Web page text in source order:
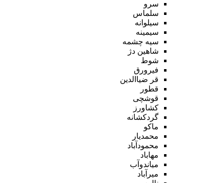
سرو
سلماس
سیلوانه
سیمینه
سیه چشمه
شاهین دژ
شوط
فیرورق
قر ضیاالدین
قطور
قوشچی
کشاورز
گردکشانه
ماکو
محمدیار
محمودآباد
مهاباد
میاندوآب
میرآباد